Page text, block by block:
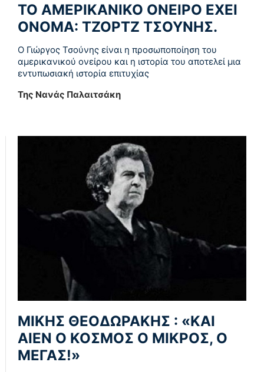
ΤΟ ΑΜΕΡΙΚΑΝΙΚΟ ΟΝΕΙΡΟ ΕΧΕΙ
ΟΝΟΜΑ: ΤΖΟΡΤΖ ΤΣΟΥΝΗΣ.
Ο Γιώργος Τσούνης είναι η προσωποποίηση του
αμερικανικού ονείρου και η ιστορία του αποτελεί μια
εντυπωσιακή ιστορία επιτυχίας
Της Νανάς Παλαιτσάκη
ΜΙΚΗΣ ΘΕΟΔΩΡΑΚΗΣ : «KAI
ΑΙΕΝ Ο ΚΟΣΜΟΣ Ο ΜΙΚΡΟΣ, Ο
ΜΕΓΑΣ!»